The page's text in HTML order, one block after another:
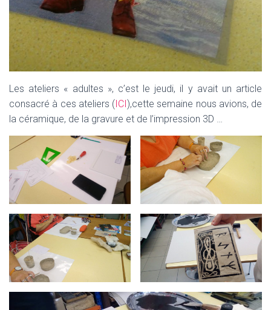
Les ateliers « adultes », c’est le jeudi, il y avait un article
consacré à ces ateliers (ICI),cette semaine nous avions, de
la céramique, de la gravure et de l’impression 3D …